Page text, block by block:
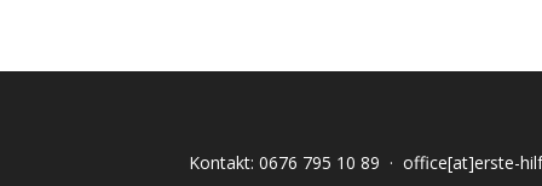
Kontakt:0676 795 10 89 ·office[at]erste-